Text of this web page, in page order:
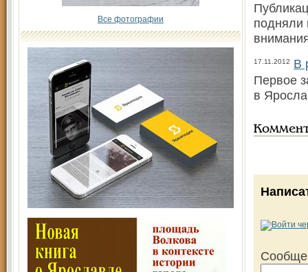
Все фотографии
подняли
17.11.2012
В
Первое
в